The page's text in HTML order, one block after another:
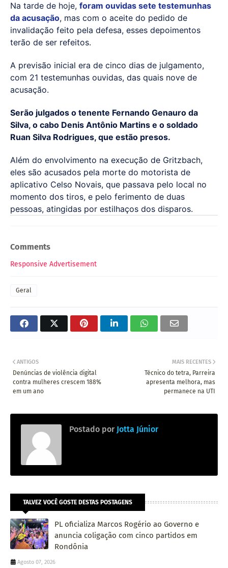
Na tarde de hoje, foram ouvidas sete testemunhas
da acusação, mas com o aceite do pedido de
invalidação feito pela defesa, esses depoimentos
terão de ser refeitos.
A previsão inicial era de cinco dias de julgamento,
com 21 testemunhas ouvidas, das quais nove de
acusação.
Serão julgados o tenente Fernando Genauro da
Silva, o cabo Denis Antônio Martins e o soldado
Ruan Silva Rodrigues, que estão presos.
Além do envolvimento na execução de Gritzbach,
eles são acusados pela morte do motorista de
aplicativo Celso Novais, que passava pelo local no
momento dos tiros, e pelo ferimento de duas
pessoas, atingidas por estilhaços dos disparos.
Comments
Responsive Advertisement
Geral
MAIS RECENTES
Técnico do tetra, Parreira
apresenta melhora, mas
permanece na UTI
ANTIGOS
Denúncias de violência digital
contra mulheres crescem 188%
em um ano
Postado por Jotta Júnior
TALVEZ VOCÊ GOSTE DESTAS POSTAGENS
PL oficializa Marcos Rogério ao Governo e
anuncia coligação com cinco partidos em
Rondônia
Agosto 07, 2026